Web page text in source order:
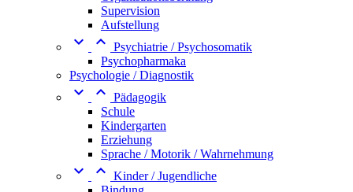
Supervision
Aufstellung
  Psychiatrie / Psychosomatik
Psychopharmaka
Psychologie / Diagnostik
  Pädagogik
Schule
Kindergarten
Erziehung
Sprache / Motorik / Wahrnehmung
  Kinder / Jugendliche